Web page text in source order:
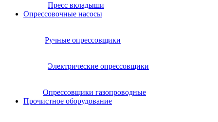
Пресс вкладыши
Опрессовочные насосы
Ручные опрессовщики
Электрические опрессовщики
Опрессовщики газопроводные
Прочистное оборудование